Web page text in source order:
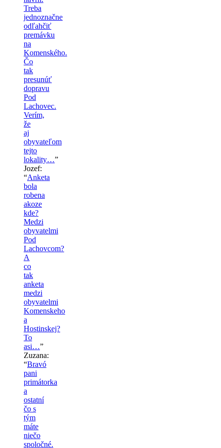
Treba
jednoznačne
odľahčiť
premávku
na
Komenského.
Čo
tak
presunúť
dopravu
Pod
Lachovec.
Verím,
že
aj
obyvateľom
tejto
lokality…”
Jozef:
“Anketa
bola
robena
akoze
kde?
Medzi
obyvatelmi
Pod
Lachovcom?
A
co
tak
anketa
medzi
obyvatelmi
Komenskeho
a
Hostinskej?
To
asi…”
Zuzana:
“Bravó
pani
primátorka
a
ostatní
čo s
tým
máte
niečo
spoločné.